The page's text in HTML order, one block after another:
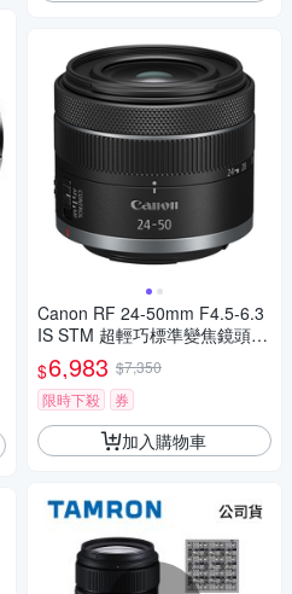
Canon RF 24-50mm F4.5-6.3
IS STM 超輕巧標準變焦鏡頭
公司貨-拆鏡
$6,983 $7,350
限時下殺
券
加入購物車